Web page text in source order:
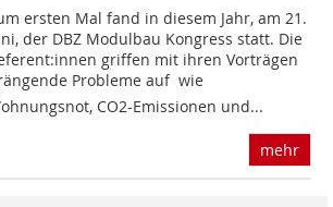
ersten Mal fand in diesem Jahr, am 21.
der DBZ Modulbau Kongress statt. Die
griffen mit ihren Vorträgen
Probleme auf  wie
CO2-Emissionen und...
mehr